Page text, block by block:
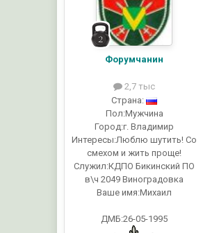
Форумчанин
2,7 тыс
Страна:
Пол:Мужчина
Город:г. Владимир
Интересы:Люблю шутить! Со
смехом и жить проще!
Служил:КДПО Бикинский ПО
в\ч 2049 Виноградовка
Ваше имя:Михаил
ДМБ:26-05-1995